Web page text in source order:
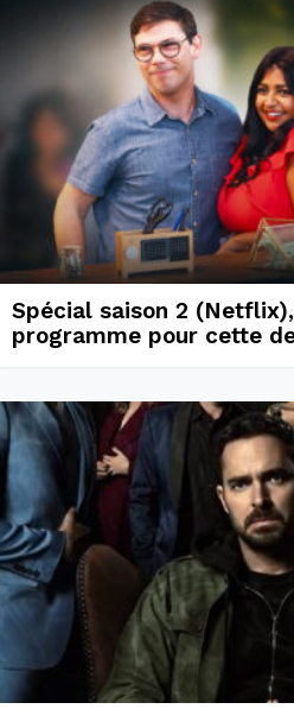
Spécial saison 2 (Netflix),
programme pour cette